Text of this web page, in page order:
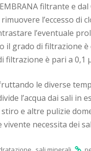
filtrante e dal
l’eccesso di
l’eventuale
il grado di filtrazione
filtrazione è pari a 0,1
le diverse
l’acqua dai sali in
e altre pulizie
vivente necessita dei
, .